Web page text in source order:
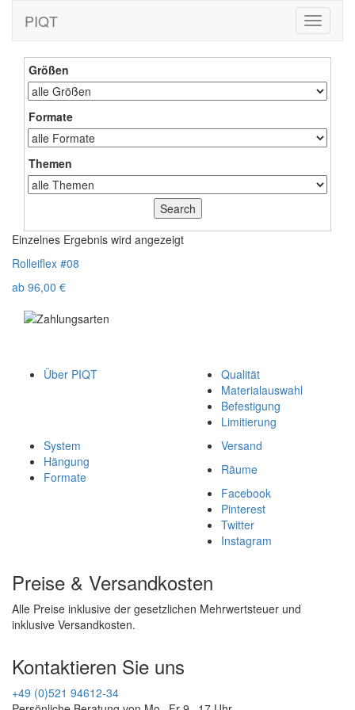
Toggle
PIQT
Größen
Formate
Themen
Einzelnes Ergebnis wird angezeigt
Rolleiflex #08
ab 96,00 €
Über PIQT
Qualität
Materialauswahl
Befestigung
Limitierung
System
Hängung
Formate
Versand
Räume
Facebook
Pinterest
Twitter
Instagram
Preise & Versandkosten
Alle Preise inklusive der gesetzlichen Mehrwertsteuer und
inklusive Versandkosten.
Kontaktieren Sie uns
+49 (0)521 94612-34